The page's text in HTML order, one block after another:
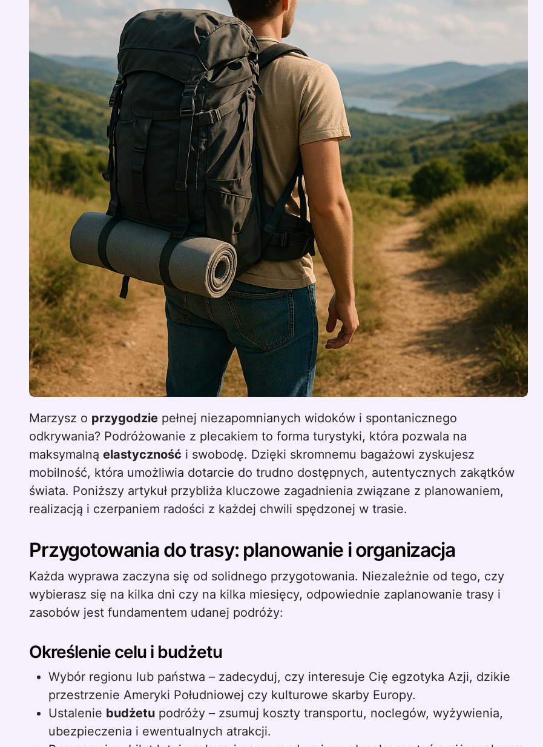
Marzysz o przygodzie pełnej niezapomnianych widoków i spontanicznego
odkrywania? Podróżowanie z plecakiem to forma turystyki, która pozwala na
maksymalną elastyczność i swobodę. Dzięki skromnemu bagażowi zyskujesz
mobilność, która umożliwia dotarcie do trudno dostępnych, autentycznych zakątków
świata. Poniższy artykuł przybliża kluczowe zagadnienia związane z planowaniem,
realizacją i czerpaniem radości z każdej chwili spędzonej w trasie.
Przygotowania do trasy: planowanie i organizacja
Każda wyprawa zaczyna się od solidnego przygotowania. Niezależnie od tego, czy
wybierasz się na kilka dni czy na kilka miesięcy, odpowiednie zaplanowanie trasy i
zasobów jest fundamentem udanej podróży:
Określenie celu i budżetu
Wybór regionu lub państwa – zadecyduj, czy interesuje Cię egzotyka Azji, dzikie
przestrzenie Ameryki Południowej czy kulturowe skarby Europy.
Ustalenie budżetu podróży – zsumuj koszty transportu, noclegów, wyżywienia,
ubezpieczenia i ewentualnych atrakcji.